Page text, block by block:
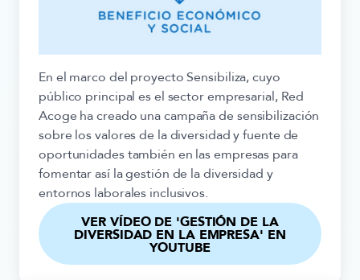
En el marco del proyecto Sensibiliza, cuyo
público principal es el sector empresarial, Red
Acoge ha creado una campaña de sensibilización
sobre los valores de la diversidad y fuente de
oportunidades también en las empresas para
fomentar así la gestión de la diversidad y
entornos laborales inclusivos.
VER VÍDEO DE 'GESTIÓN DE LA
DIVERSIDAD EN LA EMPRESA' EN
YOUTUBE